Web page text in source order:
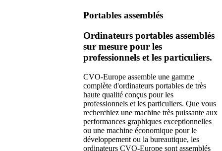
Portables assemblés
Ordinateurs portables assemblés
sur mesure pour les
professionnels et les particuliers.
CVO-Europe assemble une gamme
complète d'ordinateurs portables de très
haute qualité conçus pour les
professionnels et les particuliers. Que vous
recherchiez une machine très puissante aux
performances graphiques exceptionnelles
ou une machine économique pour le
développement ou la bureautique, les
ordinateurs CVO-Europe sont assemblés